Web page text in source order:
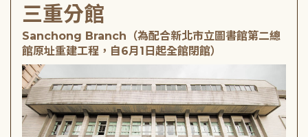
三重分館
Sanchong Branch（為配合新北市立圖書館第二總
館原址重建工程，自6月1日起全館閉館）